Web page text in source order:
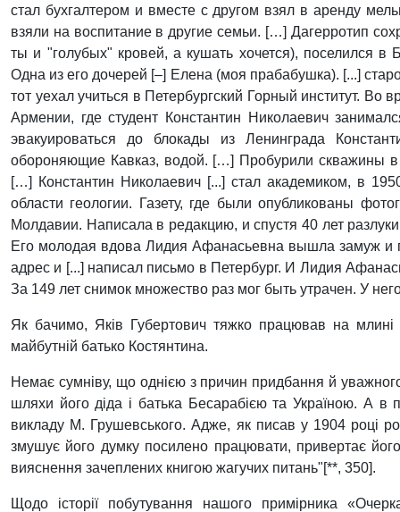
стал бухгалтером и вместе с другом взял в аренду
взяли на воспитание в другие семьи. […] Дагерротип
ты и "голубых" кровей, а кушать хочется), поселился
Одна из его дочерей [–] Елена (моя прабабушка). [...]
тот уехал учиться в Петербургский Горный институт.
Армении, где студент Константин Николаевич
эвакуироваться до блокады из Ленинграда
обороняющие Кавказ, водой. […] Пробурили скважины
[…] Константин Николаевич [...] стал академиком, в
области геологии. Газету, где были опубликованы
Молдавии. Написала в редакцию, и спустя 40 лет
Его молодая вдова Лидия Афанасьевна вышла замуж и
адрес и [...] написал письмо в Петербург. И Лидия
За 149 лет снимок множество раз мог быть утрачен. У
Як бачимо, Яків Губертович тяжко працював на млині
майбутній батько Костянтина.
Немає сумніву, що однією з причин придбання й
шляхи його діда і батька Бесарабією та Україною. А в
викладу М. Грушевського. Адже, як писав у 1904 році
змушує його думку посилено працювати, привертає його
вияснення зачеплених книгою жагучих питань"[**, 350].
Щодо історії побутування нашого примірника